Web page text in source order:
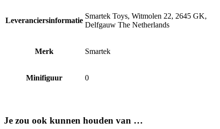
Leveranciersinformatie
Smartek Toys, Witmolen 22, 2645 GK,
Delfgauw The Netherlands
Merk Smartek
Minifiguur 0
Je zou ook kunnen houden van …